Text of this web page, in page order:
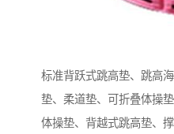
标准背跃式跳高垫、跳高
垫、柔道垫、可折叠体操
体操垫、背越式跳高垫、